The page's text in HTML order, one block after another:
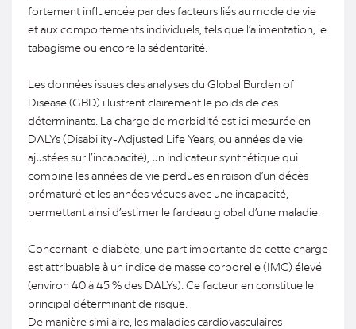
fortement influencée par des facteurs liés au mode de vie
et aux comportements individuels, tels que l’alimentation, le
tabagisme ou encore la sédentarité.
Les données issues des analyses du Global Burden of
Disease (GBD) illustrent clairement le poids de ces
déterminants. La charge de morbidité est ici mesurée en
DALYs (Disability-Adjusted Life Years, ou années de vie
ajustées sur l’incapacité), un indicateur synthétique qui
combine les années de vie perdues en raison d’un décès
prématuré et les années vécues avec une incapacité,
permettant ainsi d’estimer le fardeau global d’une maladie.
Concernant le diabète, une part importante de cette charge
est attribuable à un indice de masse corporelle (IMC) élevé
(environ 40 à 45 % des DALYs). Ce facteur en constitue le
principal déterminant de risque.
De manière similaire, les maladies cardiovasculaires